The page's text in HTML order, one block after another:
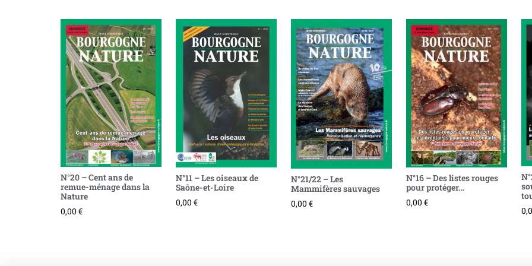
N°20 – Cent ans de
remue-ménage dans la
Nature
0,00 €
N°11 – Les oiseaux de
Saône-et-Loire
0,00 €
N°21/22 – Les
Mammifères sauvages
0,00 €
N°16 – Des listes rouges
pour protéger…
0,00 €